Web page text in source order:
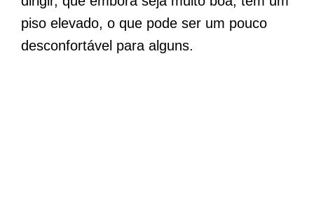
piso elevado, o que pode ser um pouco
desconfortável para alguns.